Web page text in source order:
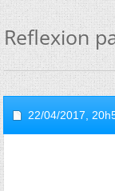
Reflexion
22/04/2017,